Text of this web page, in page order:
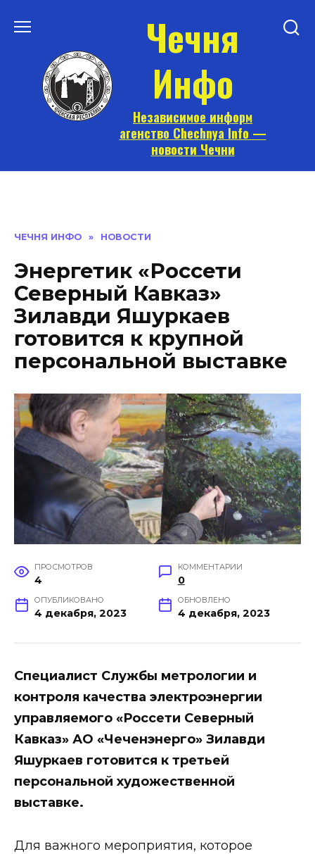
Чечня
Инфо
Независимое информ
агенство Chechnya Info —
новости Чечни
ЧЕЧНЯ ИНФО » НОВОСТИ
Энергетик «Россети
Северный Кавказ»
Зилавди Яшуркаев
готовится к крупной
персональной выставке
ПРОСМОТРОВ
4
КОММЕНТАРИИ
0
ОПУБЛИКОВАНО
4 декабря, 2023
ОБНОВЛЕНО
4 декабря, 2023
Специалист Службы метрологии и
контроля качества электроэнергии
управляемого «Россети Северный
Кавказ» АО «Чеченэнерго» Зилавди
Яшуркаев готовится к третьей
персональной художественной
выставке.
Для важного мероприятия, которое